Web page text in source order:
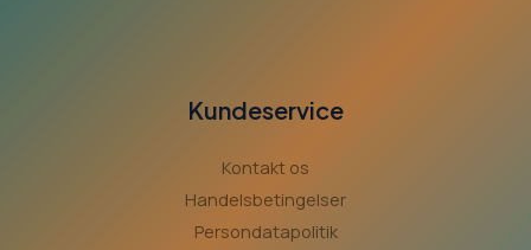
Kundeservice
Kontakt os
Handelsbetingelser
Persondatapolitik